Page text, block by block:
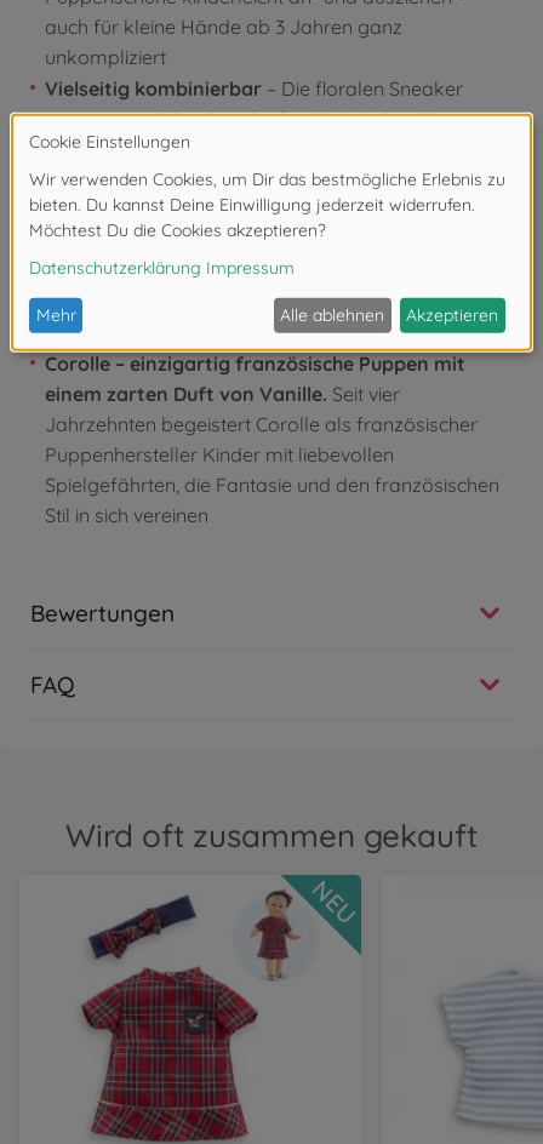
auch für kleine Hände ab 3 Jahren ganz
unkompliziert
Vielseitig kombinierbar – Die floralen Sneaker
passen zu zahlreichen Outfits der Ma Corolle
Bekleidungskollektion und laden Kinder zum
kreativen Mixen und Stylen ihrer Puppengarderobe
ein
Passend für Ma Corolle Puppen
speziell für alle Ma Corolle Puppen der Größe 36 cm
gefertigt und nicht kompatibel mit Mon Grand
Poupon Babypuppen gleicher Größe
Corolle – einzigartig französische Puppen mit
einem zarten Duft von Vanille. Seit vier
Jahrzehnten begeistert Corolle als französischer
Puppenhersteller Kinder mit liebevollen
Spielgefährten, die Fantasie und den französischen
Stil in sich vereinen
Bewertungen
FAQ
Wird oft zusammen gekauft
NEU